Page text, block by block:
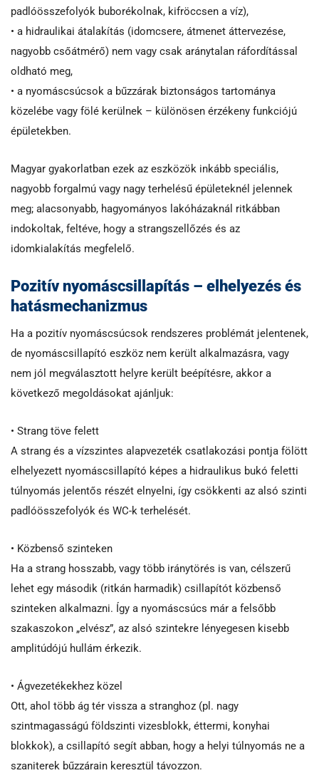
padlóösszefolyók buborékolnak, kifröccsen a víz),
• a hidraulikai átalakítás (idomcsere, átmenet áttervezése,
nagyobb csőátmérő) nem vagy csak aránytalan ráfordítással
oldható meg,
• a nyomáscsúcsok a bűzzárak biztonságos tartománya
közelébe vagy fölé kerülnek – különösen érzékeny funkciójú
épületekben.
Magyar gyakorlatban ezek az eszközök inkább speciális,
nagyobb forgalmú vagy nagy terhelésű épületeknél jelennek
meg; alacsonyabb, hagyományos lakóházaknál ritkábban
indokoltak, feltéve, hogy a strangszellőzés és az
idomkialakítás megfelelő.
Pozitív nyomáscsillapítás – elhelyezés és
hatásmechanizmus
Ha a pozitív nyomáscsúcsok rendszeres problémát jelentenek,
de nyomáscsillapító eszköz nem került alkalmazásra, vagy
nem jól megválasztott helyre került beépítésre, akkor a
következő megoldásokat ajánljuk:
• Strang töve felett
A strang és a vízszintes alapvezeték csatlakozási pontja fölött
elhelyezett nyomáscsillapító képes a hidraulikus bukó feletti
túlnyomás jelentős részét elnyelni, így csökkenti az alsó szinti
padlóösszefolyók és WC-k terhelését.
• Közbenső szinteken
Ha a strang hosszabb, vagy több iránytörés is van, célszerű
lehet egy második (ritkán harmadik) csillapítót közbenső
szinteken alkalmazni. Így a nyomáscsúcs már a felsőbb
szakaszokon „elvész”, az alsó szintekre lényegesen kisebb
amplitúdójú hullám érkezik.
• Ágvezetékekhez közel
Ott, ahol több ág tér vissza a stranghoz (pl. nagy
szintmagasságú földszinti vizesblokk, éttermi, konyhai
blokkok), a csillapító segít abban, hogy a helyi túlnyomás ne a
szaniterek bűzzárain keresztül távozzon.